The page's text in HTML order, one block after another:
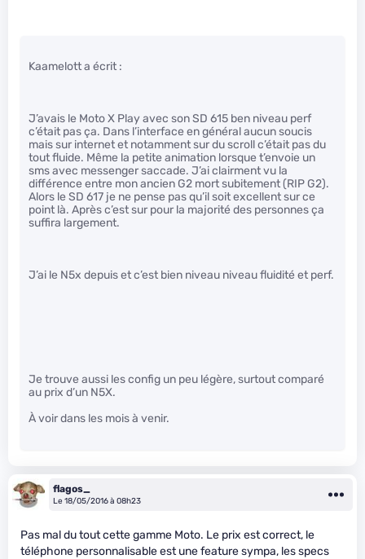
Kaamelott a écrit :
J’avais le Moto X Play avec son SD 615 ben niveau perf
c’était pas ça. Dans l’interface en général aucun soucis
mais sur internet et notamment sur du scroll c’était pas du
tout fluide. Même la petite animation lorsque t’envoie un
sms avec messenger saccade. J’ai clairment vu la
différence entre mon ancien G2 mort subitement (RIP G2).
Alors le SD 617 je ne pense pas qu’il soit excellent sur ce
point là. Après c’est sur pour la majorité des personnes ça
suffira largement.
J’ai le N5x depuis et c’est bien niveau niveau fluidité et perf.
Je trouve aussi les config un peu légère, surtout comparé
au prix d’un N5X.
À voir dans les mois à venir.
flagos_
Le 18/05/2016 à 08h23
Pas mal du tout cette gamme Moto. Le prix est correct, le
téléphone personnalisable est une feature sympa, les specs